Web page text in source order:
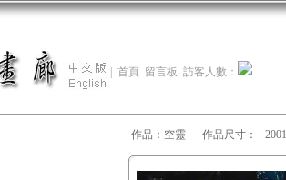
首頁 留言板 訪客人數：
作品：空靈 作品尺寸： 2001